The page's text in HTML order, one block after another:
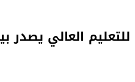
العالي يصدر